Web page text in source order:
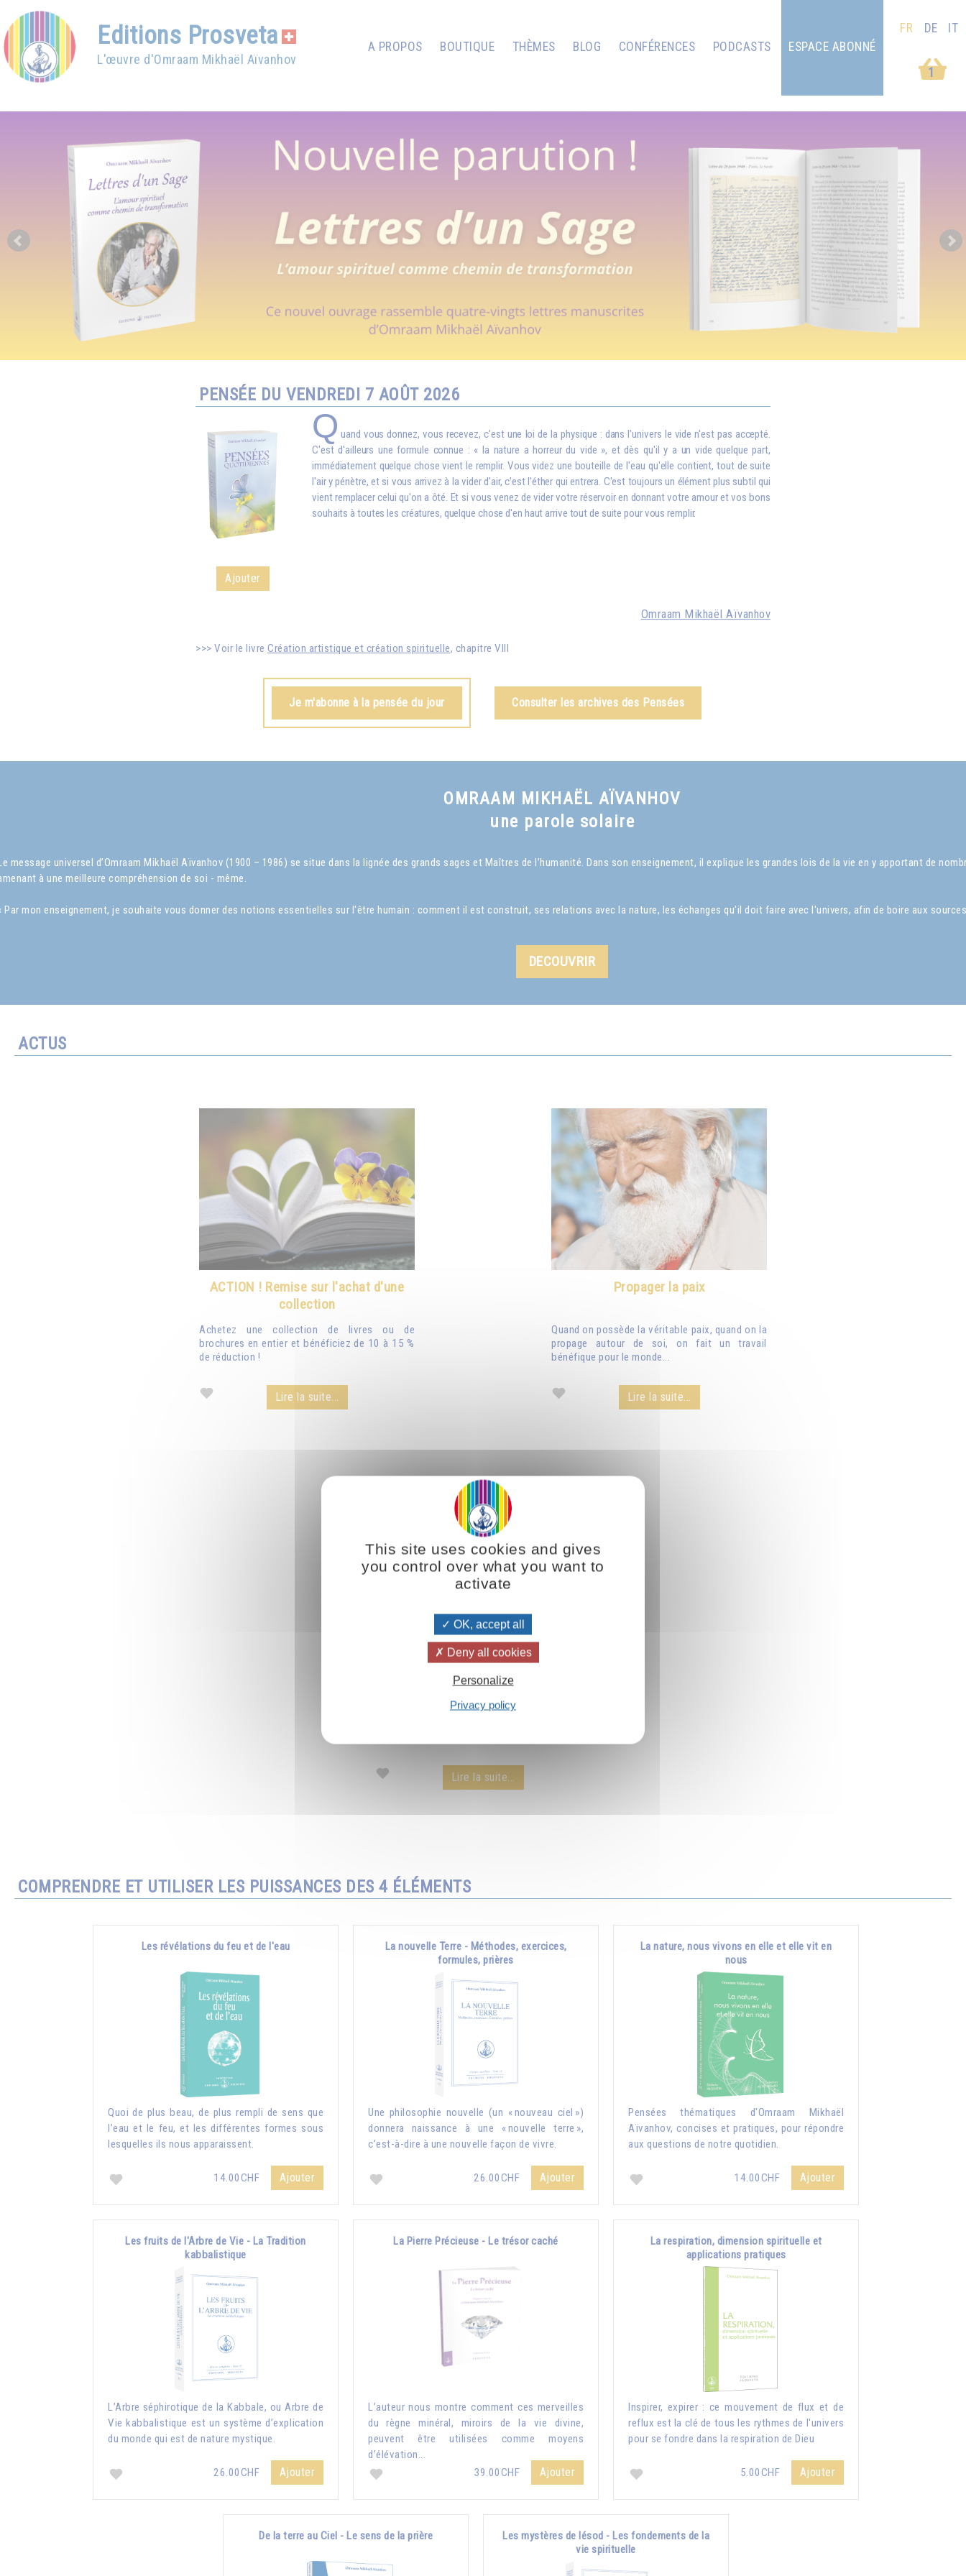
Editions Prosveta
L'œuvre d'Omraam Mikhaël Aïvanhov
A PROPOS BOUTIQUE THÈMES BLOG CONFÉRENCES
PODCASTS
1
ESPACE ABONNÉ
FR DE IT
Prev Next
PENSÉE DU VENDREDI 7 AOÛT 2026
Ajouter
Q uand vous donnez, vous recevez, c'est une loi de la physique : dans l'univers le vide n'est pas accepté.
C'est d'ailleurs une formule connue : « la nature a horreur du vide », et dès qu'il y a un vide quelque part,
immédiatement quelque chose vient le remplir. Vous videz une bouteille de l'eau qu'elle contient, tout de suite
l'air y pénètre, et si vous arrivez à la vider d'air, c'est l'éther qui entrera. C'est toujours un élément plus subtil qui
vient remplacer celui qu'on a ôté. Et si vous venez de vider votre réservoir en donnant votre amour et vos bons
souhaits à toutes les créatures, quelque chose d'en haut arrive tout de suite pour vous remplir.
Omraam Mikhaël Aïvanhov
Voir le livre Création artistique et création spirituelle, chapitre VIII
Je m'abonne à la pensée du jour Consulter les archives des Pensées
OMRAAM MIKHAËL AÏVANHOV
une parole solaire
message universel d’Omraam Mikhaël Aïvanhov (1900 – 1986) se situe dans la lignée des grands sages et Maîtres de l’humanité. Dans son enseignement, il explique les grandes lois de la vie en y apportant de
à une meilleure compréhension de soi - même.
Par mon enseignement, je souhaite vous donner des notions essentielles sur l'être humain : comment il est construit, ses relations avec la nature, les échanges qu'il doit faire avec l'univers, afin de boire aux
DECOUVRIR
ACTUS
ACTION ! Remise sur l'achat d'une
collection
Achetez une collection de livres ou de
brochures en entier et bénéficiez de 10 à 15 %
de réduction !
Lire la suite...
Propager la paix
Quand on possède la véritable paix, quand on la
propage autour de soi, on fait un travail
bénéfique pour le monde...
Lire la suite...
Les rayons du soleil
Le pouvoir extraordinaire des rayons du soleil
Lire la suite...
COMPRENDRE ET UTILISER LES PUISSANCES DES 4 ÉLÉMENTS
Les révélations du feu et de l'eau
Quoi de plus beau, de plus rempli de sens que
l’eau et le feu, et les différentes formes sous
lesquelles ils nous apparaissent.
14.00CHF Ajouter
La nouvelle Terre - Méthodes, exercices,
formules, prières
Une philosophie nouvelle (un « nouveau ciel »)
donnera naissance à une « nouvelle terre »,
c’est-à-dire à une nouvelle façon de vivre.
26.00CHF Ajouter
La nature, nous vivons en elle et elle vit en
nous
Pensées thématiques d'Omraam Mikhaël
Aïvanhov, concises et pratiques, pour répondre
aux questions de notre quotidien.
14.00CHF Ajouter
Les fruits de l'Arbre de Vie - La Tradition
kabbalistique
L’Arbre séphirotique de la Kabbale, ou Arbre de
Vie kabbalistique est un système d’explication
du monde qui est de nature mystique.
26.00CHF Ajouter
La Pierre Précieuse - Le trésor caché
L’auteur nous montre comment ces merveilles
du règne minéral, miroirs de la vie divine,
peuvent être utilisées comme moyens
d’élévation...
39.00CHF
Ajouter
La respiration, dimension spirituelle et
applications pratiques
Inspirer, expirer : ce mouvement de flux et de
reflux est la clé de tous les rythmes de l'univers
pour se fondre dans la respiration de Dieu
5.00CHF Ajouter
De la terre au Ciel - Le sens de la prière
Les mystères de Iésod - Les fondements de la
vie spirituelle
This site uses cookies and gives
you control over what you want to
activate
OK, accept all
Deny all cookies
Personalize
Privacy policy